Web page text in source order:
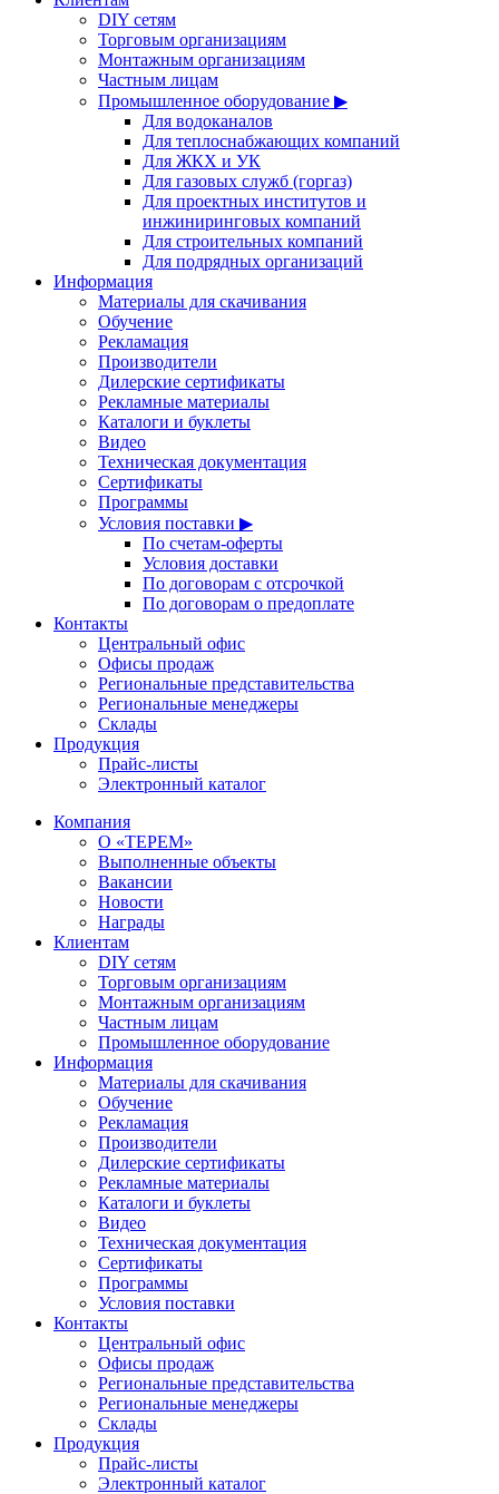
DIY сетям
Торговым организациям
Монтажным организациям
Частным лицам
Промышленное оборудование ▶
Для водоканалов
Для теплоснабжающих компаний
Для ЖКХ и УК
Для газовых служб (горгаз)
Для проектных институтов и
инжиниринговых компаний
Для строительных компаний
Для подрядных организаций
Информация
Материалы для скачивания
Обучение
Рекламация
Производители
Дилерские сертификаты
Рекламные материалы
Каталоги и буклеты
Видео
Техническая документация
Сертификаты
Программы
Условия поставки ▶
По счетам-оферты
Условия доставки
По договорам с отсрочкой
По договорам о предоплате
Контакты
Центральный офис
Офисы продаж
Региональные представительства
Региональные менеджеры
Склады
Продукция
Прайс-листы
Электронный каталог
Компания
О «ТЕРЕМ»
Выполненные объекты
Вакансии
Новости
Награды
Клиентам
DIY сетям
Торговым организациям
Монтажным организациям
Частным лицам
Промышленное оборудование
Информация
Материалы для скачивания
Обучение
Рекламация
Производители
Дилерские сертификаты
Рекламные материалы
Каталоги и буклеты
Видео
Техническая документация
Сертификаты
Программы
Условия поставки
Контакты
Центральный офис
Офисы продаж
Региональные представительства
Региональные менеджеры
Склады
Продукция
Прайс-листы
Электронный каталог